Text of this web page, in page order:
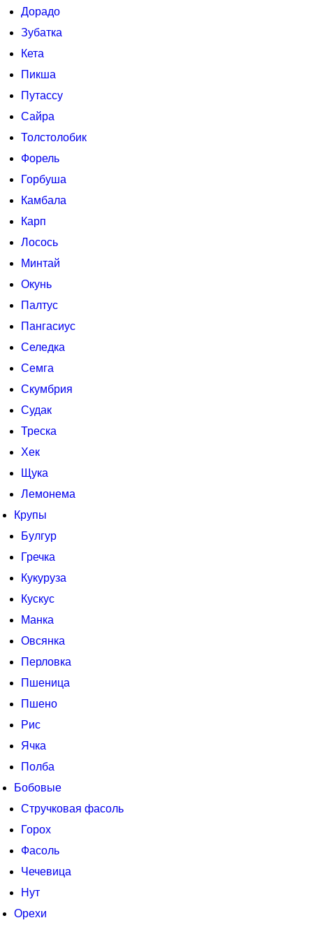
Дорадо
Зубатка
Кета
Пикша
Путассу
Сайра
Толстолобик
Форель
Горбуша
Камбала
Карп
Лосось
Минтай
Окунь
Палтус
Пангасиус
Селедка
Семга
Скумбрия
Судак
Треска
Хек
Щука
Лемонема
Крупы
Булгур
Гречка
Кукуруза
Кускус
Манка
Овсянка
Перловка
Пшеница
Пшено
Рис
Ячка
Полба
Бобовые
Стручковая фасоль
Горох
Фасоль
Чечевица
Нут
Орехи